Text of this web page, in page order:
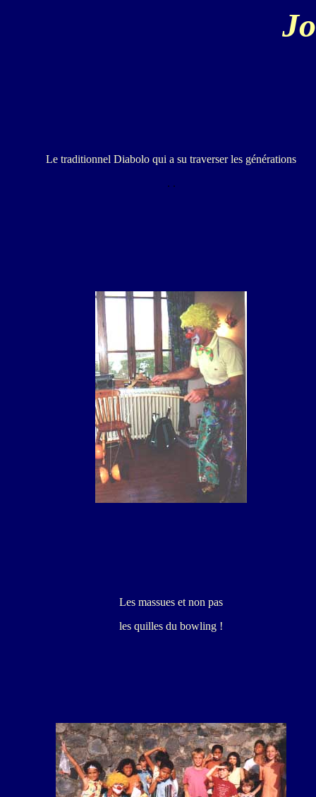
Le traditionnel Diabolo qui a su traverser les générations
. .
Les massues et non pas
les quilles du bowling !